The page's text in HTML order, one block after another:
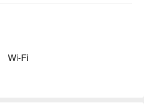
特別邀請建築大師李天鐸，與
心附有多語接待人員，望本國
Wi-Fi